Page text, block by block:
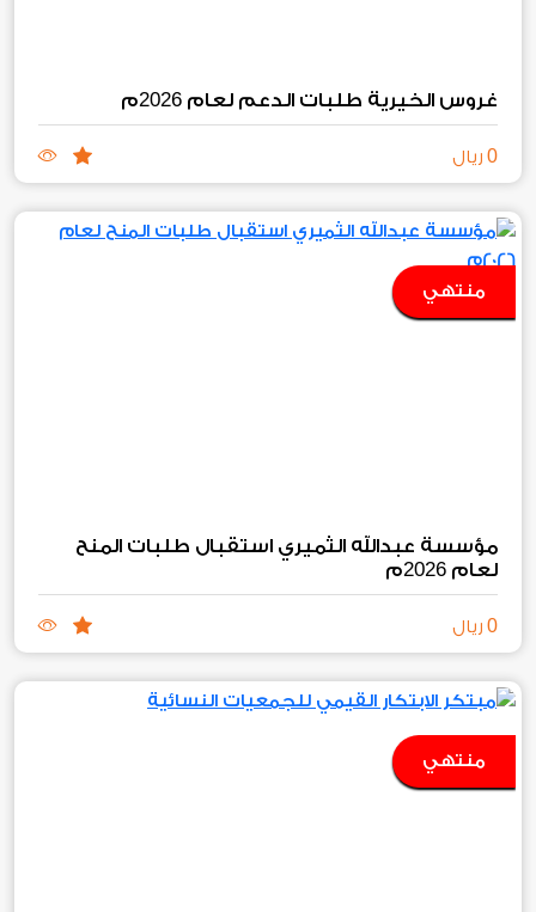
غروس الخيرية طلبات الدعم لعام 2026م
0 ريال
منتهي
مؤسسة عبدالله الثميري استقبال طلبات المنح
لعام 2026م
0 ريال
منتهي